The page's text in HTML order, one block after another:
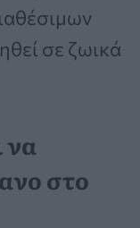
σε ζωικά
να
στο